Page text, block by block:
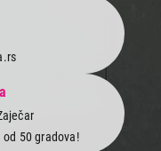
50 gradova!